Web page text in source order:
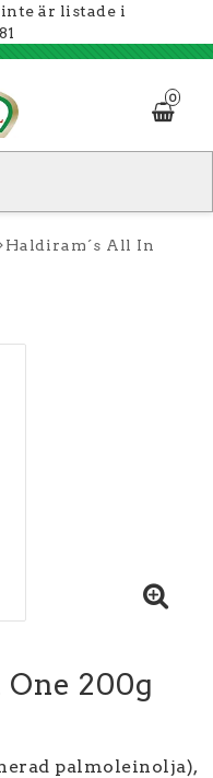
är listade i
0
Haldiram´s All In
200g
palmoleinolja),